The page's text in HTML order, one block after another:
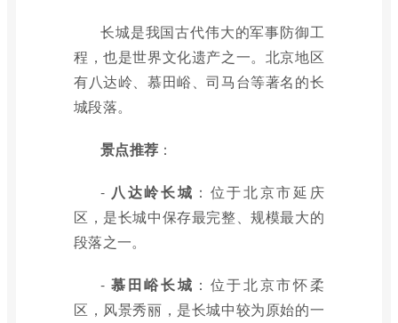
长城是我国古代伟大的军事防御工
程，也是世界文化遗产之一。北京地区
有八达岭、慕田峪、司马台等著名的长
城段落。
景点推荐 ：
- 八达岭长城 ：位于北京市延庆
区，是长城中保存最完整、规模最大的
段落之一。
- 慕田峪长城 ：位于北京市怀柔
区，风景秀丽，是长城中较为原始的一